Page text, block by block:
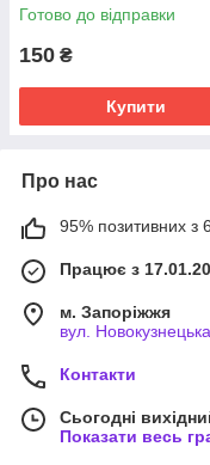
Готово до відправки
150 ₴
Купити
Про нас
95% позитивних з
Працює з
м. Запоріжжя
вул.
Контакти
Сьогодні
Показати весь